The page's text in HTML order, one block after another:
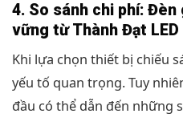
4. So sánh chi phí: Đèn
vững từ Thành Đạt LED
Khi lựa chọn thiết bị chiếu
yếu tố quan trọng. Tuy
đầu có thể dẫn đến những